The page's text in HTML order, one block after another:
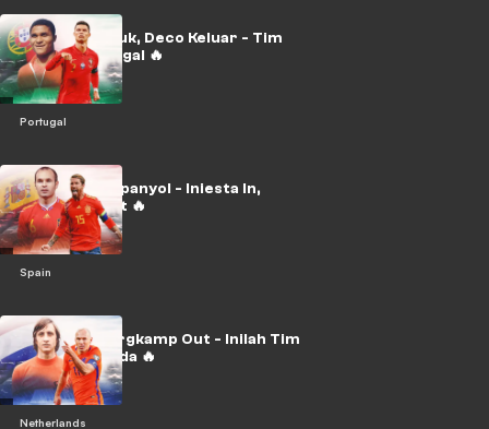
Portugal
Ronaldo Masuk, Deco Keluar - Tim
Impian Portugal 🔥
Spain
Tim Impian Spanyol - Iniesta In,
Busquets Out 🔥
Netherlands
Cruyff In, Bergkamp Out - Inilah Tim
Impian Belanda 🔥